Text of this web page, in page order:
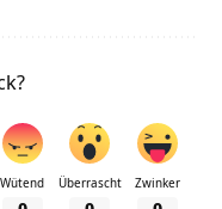
Wütend Überrascht Zwinker